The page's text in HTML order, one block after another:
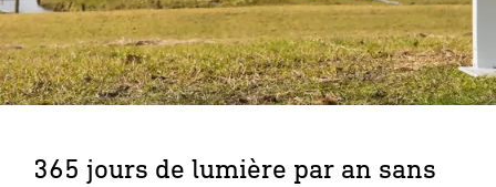
365 jours de lumière par an sans